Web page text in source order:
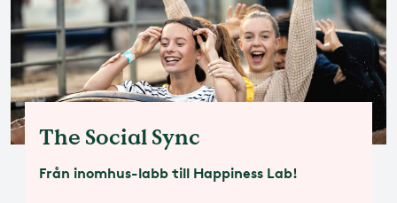
The Social Sync
Från inomhus-labb till Happiness Lab!